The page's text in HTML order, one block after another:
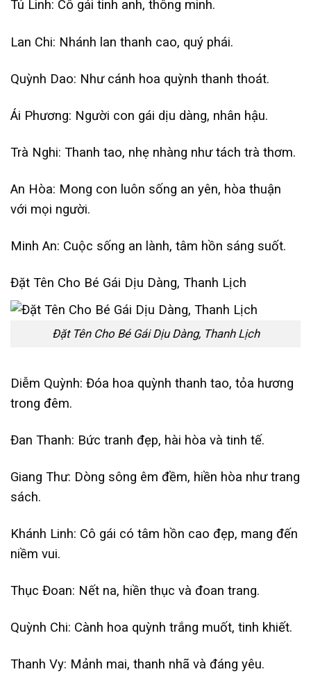
Tú Linh: Cô gái tinh anh, thông minh.
Lan Chi: Nhánh lan thanh cao, quý phái.
Quỳnh Dao: Như cánh hoa quỳnh thanh thoát.
Ái Phương: Người con gái dịu dàng, nhân hậu.
Trà Nghi: Thanh tao, nhẹ nhàng như tách trà thơm.
An Hòa: Mong con luôn sống an yên, hòa thuận
với mọi người.
Minh An: Cuộc sống an lành, tâm hồn sáng suốt.
Đặt Tên Cho Bé Gái Dịu Dàng, Thanh Lịch
Đặt Tên Cho Bé Gái Dịu Dàng, Thanh Lịch
Diễm Quỳnh: Đóa hoa quỳnh thanh tao, tỏa hương
trong đêm.
Đan Thanh: Bức tranh đẹp, hài hòa và tinh tế.
Giang Thư: Dòng sông êm đềm, hiền hòa như trang
sách.
Khánh Linh: Cô gái có tâm hồn cao đẹp, mang đến
niềm vui.
Thục Đoan: Nết na, hiền thục và đoan trang.
Quỳnh Chi: Cành hoa quỳnh trắng muốt, tinh khiết.
Thanh Vy: Mảnh mai, thanh nhã và đáng yêu.